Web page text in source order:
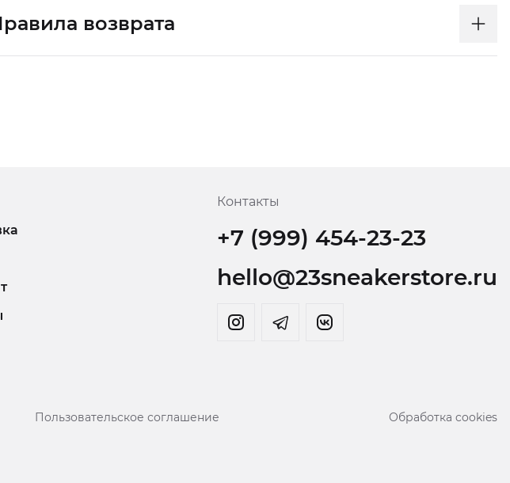
возврата
Контакты
+7 (999) 454-23-23
hello@23sneakerstore.ru
Пользовательское соглашение Обработка cookies